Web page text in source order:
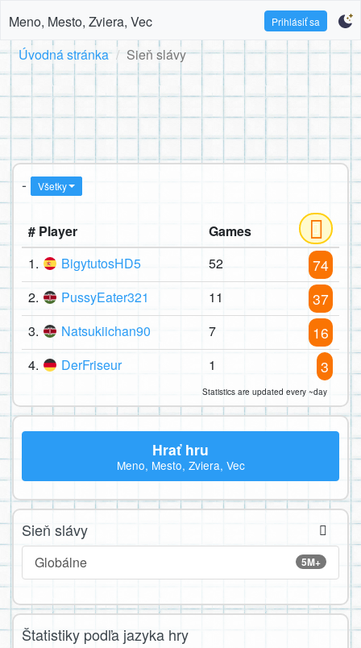
Meno, Mesto, Zviera, Vec Prihlásiť sa
Úvodná stránka Sieň slávy
- Všetky
# Player
Games
1.
BigytutosHD5 52 74
2. PussyEater321 11 37
3. Natsukiichan90 7 16
4. DerFriseur 1 3
Statistics are updated every ~day
Hrať hru
Meno, Mesto, Zviera, Vec
Sieň slávy
5M+
Globálne
Štatistiky podľa jazyka hry